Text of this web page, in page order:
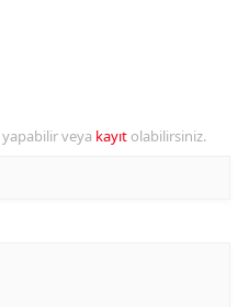
yapabilir veya kayıt olabilirsiniz.